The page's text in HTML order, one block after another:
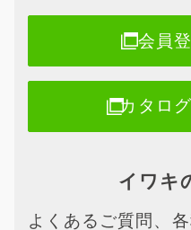
会員
カタロ
イワキ
よくあるご質問、